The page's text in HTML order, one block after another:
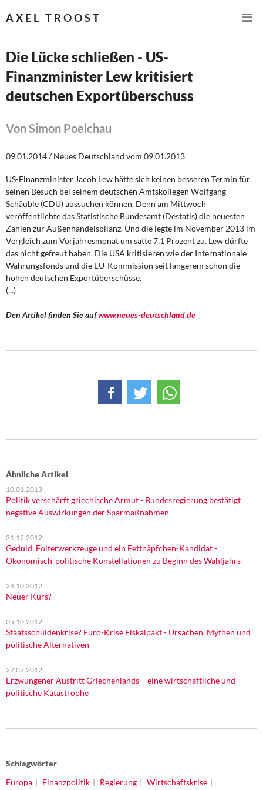
AXEL TROOST
Startseite
Leitlinien linker Wirtschafts- und Finanzpolitik
Wirtschaftspolitik
Steuer- und Finanzpolitik
Öffentliche Infrastruktur und Daseinsvorsorge
Eurokrise und Griechenland
DIE LINKE
Institut Solidarische Moderne
Rosa-Luxemburg-Stiftung
Kontakt
Die Lücke schließen - US-
Finanzminister Lew kritisiert
deutschen Exportüberschuss
Von Simon Poelchau
09.01.2014 / Neues Deutschland vom 09.01.2013
US-Finanzminister Jacob Lew hätte sich keinen besseren Termin für
seinen Besuch bei seinem deutschen Amtskollegen Wolfgang
Schäuble (CDU) aussuchen können. Denn am Mittwoch
veröffentlichte das Statistische Bundesamt (Destatis) die neuesten
Zahlen zur Außenhandelsbilanz. Und die legte im November 2013 im
Vergleich zum Vorjahresmonat um satte 7,1 Prozent zu. Lew dürfte
das nicht gefreut haben. Die USA kritisieren wie der Internationale
Währungsfonds und die EU-Kommission seit längerem schon die
hohen deutschen Exportüberschüsse.
(...)
Den Artikel finden Sie aufwww.neues-deutschland.de
Ähnliche Artikel
10.01.2013
Politik verschärft griechische Armut - Bundesregierung bestätigt
negative Auswirkungen der Sparmaßnahmen
31.12.2012
Geduld, Folterwerkzeuge und ein Fettnäpfchen-Kandidat -
Ökonomisch-politische Konstellationen zu Beginn des Wahljahrs
24.10.2012
Neuer Kurs?
05.10.2012
Staatsschuldenkrise? Euro-Krise Fiskalpakt - Ursachen, Mythen und
politische Alternativen
27.07.2012
Erzwungener Austritt Griechenlands – eine wirtschaftliche und
politische Katastrophe
Schlagwörter
Europa
Finanzpolitik Regierung Wirtschaftskrise